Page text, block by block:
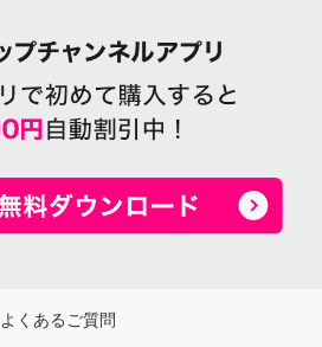
よくあるご質問